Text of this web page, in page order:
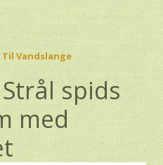
Vandslange
spids
med